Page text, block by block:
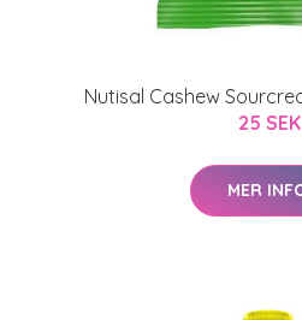
Nutisal Cashew
25 SEK
MER